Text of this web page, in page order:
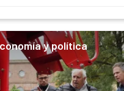
y política